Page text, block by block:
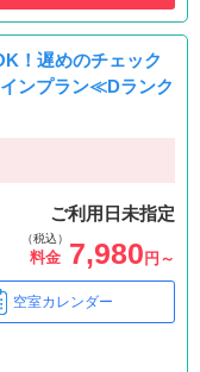
！遅めのチェック
ンプラン≪Dランク
ご利用日未指定
（税込）
料金 7,980 円～
空室カレンダー